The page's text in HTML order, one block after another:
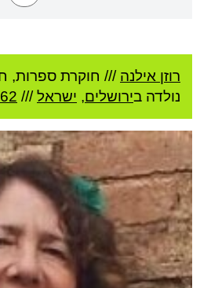
רוזן אילנה /// חוקרת ספרות,
נולדה בירושלים, ישראל///